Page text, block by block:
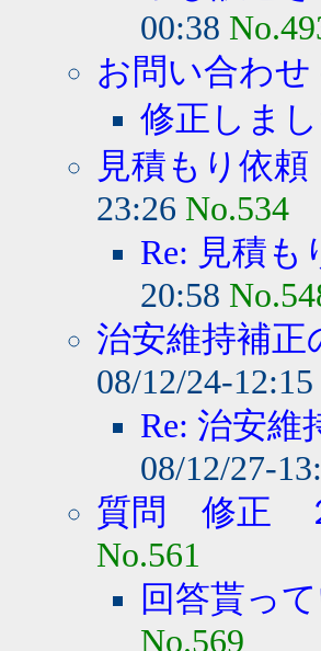
00:38
お問い合わせ
修正しまし
見積もり依
23:26 No.534
Re: 見積も
20:58
治安維持補
08/12/24-12:15
Re: 治安維
08/12/27-
質問 修正
No.561
回答貰っ
No.569